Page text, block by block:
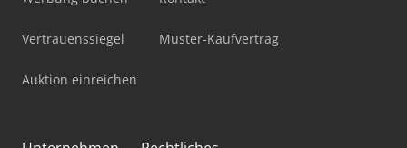
Vertrauenssiegel
Auktion einreichen
Muster-Kaufvertrag